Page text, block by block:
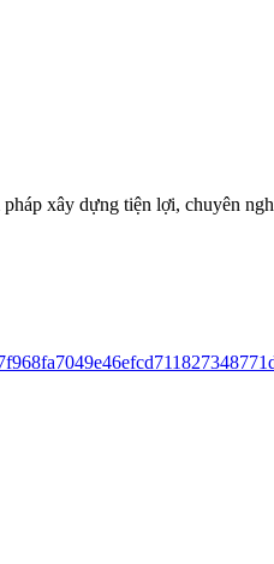
xây dựng tiện lợi, chuyên